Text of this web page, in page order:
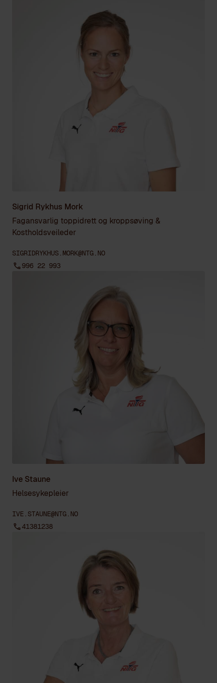
Sigrid Rykhus Mork
Fagansvarlig toppidrett og kroppsøving &
Kostholdsveileder
SIGRIDRYKHUS.MORK@NTG.NO
996 22 993
Ive Staune
Helsesykepleier
IVE.STAUNE@NTG.NO
41381238